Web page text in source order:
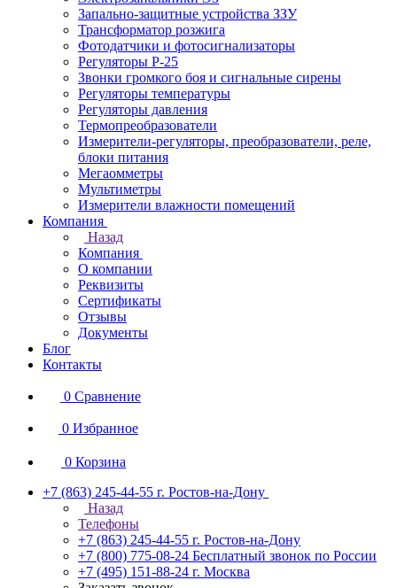
Запально-защитные устройства ЗЗУ
Трансформатор розжига
Фотодатчики и фотосигнализаторы
Регуляторы Р-25
Звонки громкого боя и сигнальные сирены
Регуляторы температуры
Регуляторы давления
Термопреобразователи
Измерители-регуляторы, преобразователи, реле,
блоки питания
Мегаомметры
Мультиметры
Измерители влажности помещений
Компания
Назад
Компания
О компании
Реквизиты
Сертификаты
Отзывы
Документы
Блог
Контакты
0 Сравнение
0 Избранное
0 Корзина
+7 (863) 245-44-55 г. Ростов-на-Дону
Назад
Телефоны
+7 (863) 245-44-55 г. Ростов-на-Дону
+7 (800) 775-08-24 Бесплатный звонок по России
+7 (495) 151-88-24 г. Москва